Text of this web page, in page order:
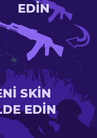
EDIN
SKIN
EDIN